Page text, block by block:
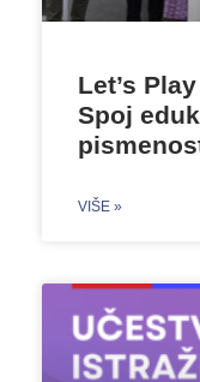
Let’s
Spoj
VIŠE »